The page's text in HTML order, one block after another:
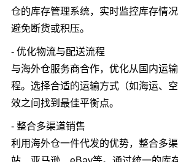
仓的库存管理系统，实时监控库存情况
避免断货或积压。
- 优化物流与配送流程
与海外仓服务商合作，优化从国内运
程。选择合适的运输方式（如海运、
效之间找到最佳平衡点。
- 整合多渠道销售
利用海外仓一件代发的优势，整合多